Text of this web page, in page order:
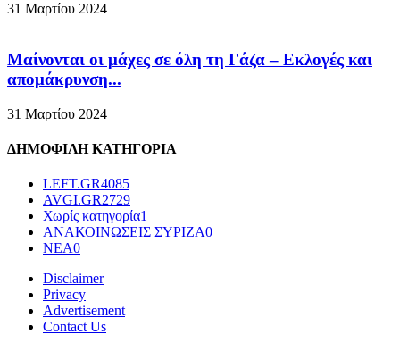
31 Μαρτίου 2024
Μαίνονται οι μάχες σε όλη τη Γάζα – Eκλογές και
απομάκρυνση...
31 Μαρτίου 2024
ΔΗΜΟΦΙΛΗ ΚΑΤΗΓΟΡΙΑ
LEFT.GR4085
AVGI.GR2729
Χωρίς κατηγορία1
ΑΝΑΚΟΙΝΩΣΕΙΣ ΣΥΡΙΖΑ0
ΝΕΑ0
Disclaimer
Privacy
Advertisement
Contact Us